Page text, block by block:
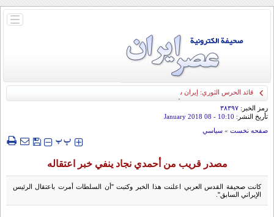
باز
قائد الحرس الثوري: إيران ستدمر أمريكا وإسرائيل والسعودية إذا تجاوزت خطوط طهران
الحمراء
رمز الخبر: ۳۸۳۹۷
تأريخ النشر: 10:10
- 08 January 2018
صفحه نخست » سياسي
‍‍‍ پپ
مصدر قريب من أحمدي نجاد ينفي خبر اعتقاله
كانت صحيفة القدس العربي اعلنت هذا الخبر وكتبت "أن السلطات أمرت باعتقال الرئيس
الإيراني السابق".